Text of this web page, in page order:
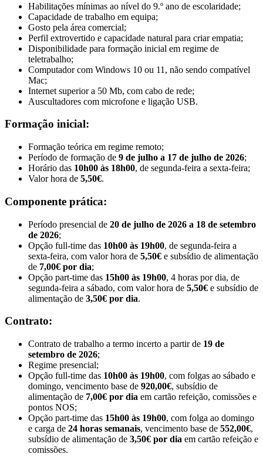
Habilitações mínimas ao nível do 9.º ano de escolaridade;
Capacidade de trabalho em equipa;
Gosto pela área comercial;
Perfil extrovertido e capacidade natural para criar empatia;
Disponibilidade para formação inicial em regime de
teletrabalho;
Computador com Windows 10 ou 11, não sendo compatível
Mac;
Internet superior a 50 Mb, com cabo de rede;
Auscultadores com microfone e ligação USB.
Formação inicial:
Formação teórica em regime remoto;
Período de formação de 9 de julho a 17 de julho de 2026;
Horário das 10h00 às 18h00, de segunda-feira a sexta-feira;
Valor hora de 5,50€.
Componente prática:
Período presencial de 20 de julho de 2026 a 18 de setembro
de 2026;
Opção full-time das 10h00 às 19h00, de segunda-feira a
sexta-feira, com valor hora de 5,50€ e subsídio de alimentação
de 7,00€ por dia;
Opção part-time das 15h00 às 19h00, 4 horas por dia, de
segunda-feira a sábado, com valor hora de 5,50€ e subsídio de
alimentação de 3,50€ por dia.
Contrato:
Contrato de trabalho a termo incerto a partir de 19 de
setembro de 2026;
Regime presencial;
Opção full-time das 10h00 às 19h00, com folgas ao sábado e
domingo, vencimento base de 920,00€, subsídio de
alimentação de 7,00€ por dia em cartão refeição, comissões e
pontos NOS;
Opção part-time das 15h00 às 19h00, com folga ao domingo
e carga de 24 horas semanais, vencimento base de 552,00€,
subsídio de alimentação de 3,50€ por dia em cartão refeição e
comissões.